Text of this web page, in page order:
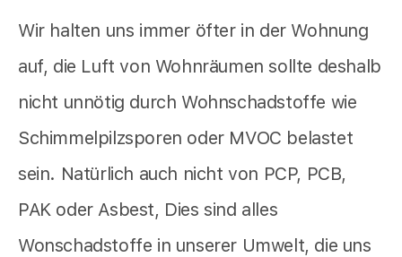
Wir halten uns immer öfter in der Wohnung
auf, die Luft von Wohnräumen sollte deshalb
nicht unnötig durch Wohnschadstoffe wie
Schimmelpilzsporen oder MVOC belastet
sein. Natürlich auch nicht von PCP, PCB,
PAK oder Asbest, Dies sind alles
Wonschadstoffe in unserer Umwelt, die uns